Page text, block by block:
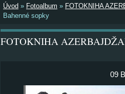
Úvod » Fotoalbum » FOTOKNIHA
Bahenné sopky
FOTOKNIHA
09